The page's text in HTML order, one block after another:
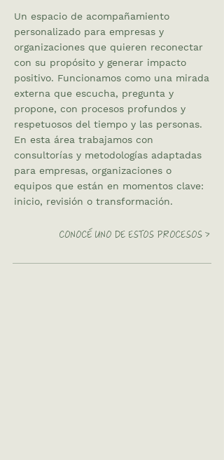
Un espacio de acompañamiento
personalizado para empresas y
organizaciones que quieren reconectar
con su propósito y generar impacto
positivo. Funcionamos como una mirada
externa que escucha, pregunta y
propone, con procesos profundos y
respetuosos del tiempo y las personas.
En esta área trabajamos con
consultorías y metodologías adaptadas
para empresas, organizaciones o
equipos que están en momentos clave:
inicio, revisión o transformación.
CONOCÉ UNO DE ESTOS PROCESOS >